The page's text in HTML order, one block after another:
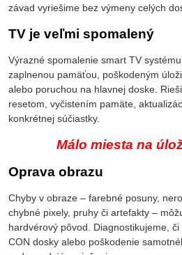
závad vyriešime bez výmeny celých
TV je veľmi spomalený
Výrazné spomalenie smart TV
zaplnenou pamäťou, poškodeným
alebo poruchou na hlavnej doske.
resetom, vyčistením pamäte,
konkrétnej súčiastky.
Málo miesta na
Oprava obrazu
Chyby v obraze – farebné posuny,
chybné pixely, pruhy či artefakty –
hardvérový pôvod. Diagnostikujeme,
CON dosky alebo poškodenie